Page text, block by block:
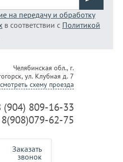
на передачу и обработку
в соответствии с Политикой
Челябинская обл., г.
ул. Клубная д. 7
схему проезда
(904) 809-16-33
8(908)079-62-75
Заказать
звонок